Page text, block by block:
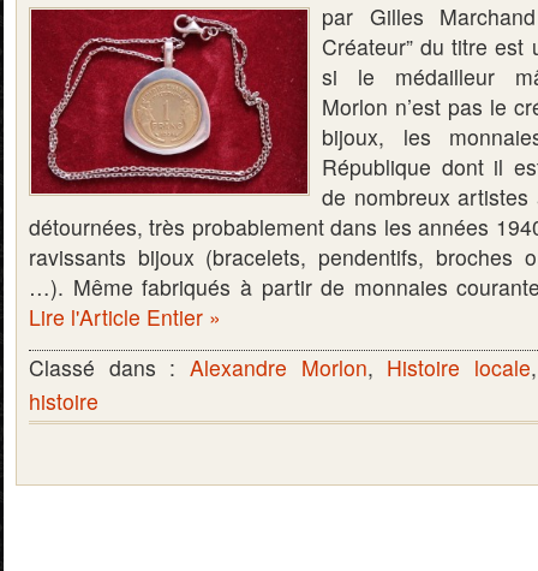
par Gilles
Créateur” du titre est
si le médailleur
Morlon n’est pas le
bijoux, les
République dont il
de nombreux
détournées, très probablement dans les années
ravissants bijoux (bracelets, pendentifs, broches
…). Même fabriqués à partir de monnaies
Lire l'Article Entier »
Classé dans : Alexandre Morlon, Histoire locale
histoire